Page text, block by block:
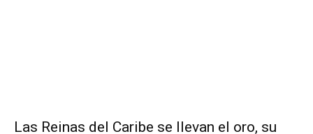
Las Reinas del Caribe se llevan el oro, su